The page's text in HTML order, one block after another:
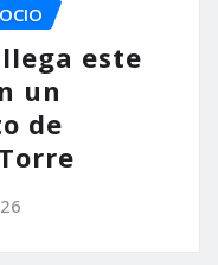
OCIO
este
un
de